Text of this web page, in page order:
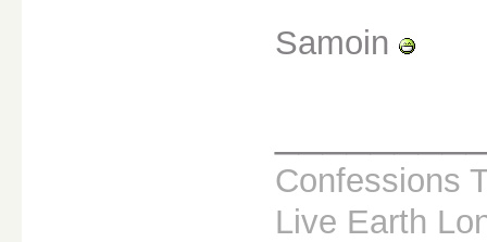
Samoin
Confessions
Live Earth